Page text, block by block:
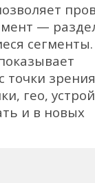
—
сегменты.
точки зрения
гео,
и в новых